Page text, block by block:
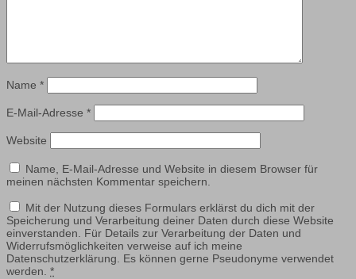
Name *
E-Mail-Adresse *
Website
Name, E-Mail-Adresse und Website in diesem Browser für
meinen nächsten Kommentar speichern.
Mit der Nutzung dieses Formulars erklärst du dich mit der
Speicherung und Verarbeitung deiner Daten durch diese Website
einverstanden. Für Details zur Verarbeitung der Daten und
Widerrufsmöglichkeiten verweise auf ich meine
Datenschutzerklärung. Es können gerne Pseudonyme verwendet
werden. *